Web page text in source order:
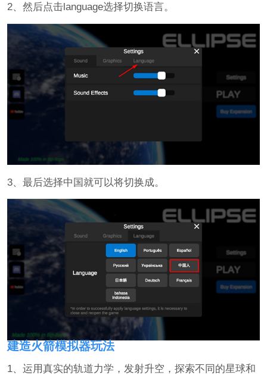
2、然后点击language选择切换语言。
3、最后选择中国就可以将切换成。
建造火箭模拟器玩法
1、运用真实的轨道力学，发射升空，探索不同的星球和